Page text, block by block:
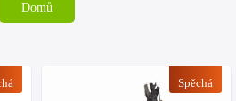
Domů
Spěchá